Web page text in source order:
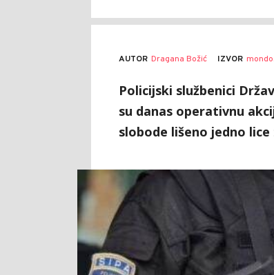
AUTOR Dragana Božić IZVOR
Policijski službenici
su danas operativnu
slobode lišeno jedno